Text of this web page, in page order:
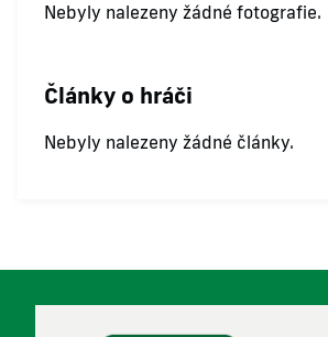
Nebyly nalezeny žádné fotografie.
Články o hráči
Nebyly nalezeny žádné články.